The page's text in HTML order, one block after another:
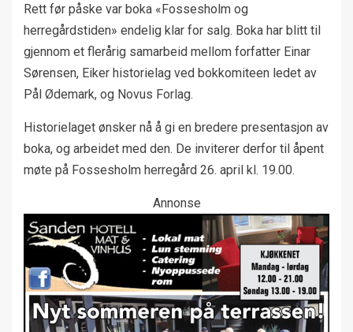
Rett før påske var boka «Fossesholm og
herregårdstiden» endelig klar for salg. Boka har blitt til
gjennom et flerårig samarbeid mellom forfatter Einar
Sørensen, Eiker historielag ved bokkomiteen ledet av
Pål Ødemark, og Novus Forlag.
Historielaget ønsker nå å gi en bredere presentasjon av
boka, og arbeidet med den. De inviterer derfor til åpent
møte på Fossesholm herregård 26. april kl. 19.00.
Annonse